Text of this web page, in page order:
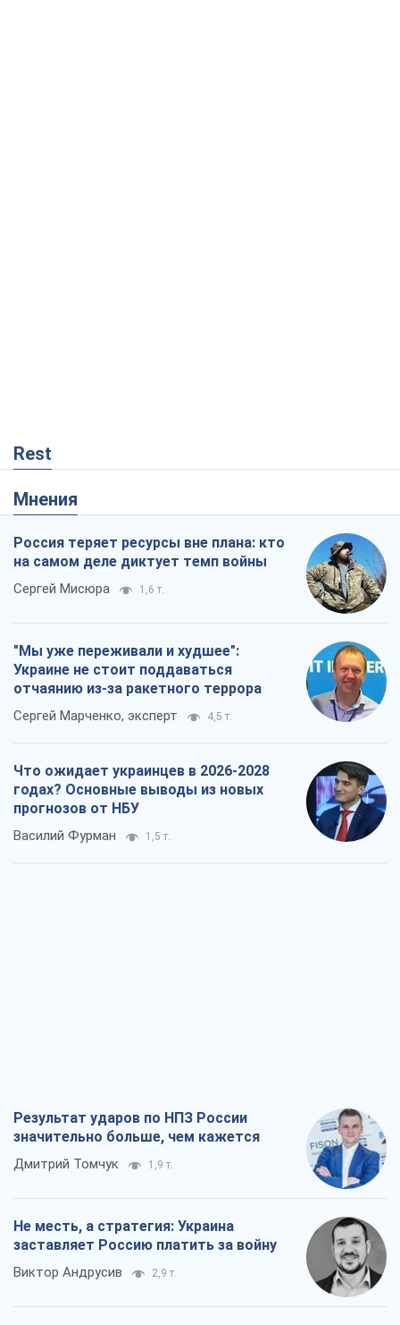
Rest
Мнения
Россия теряет ресурсы вне плана: кто
на самом деле диктует темп войны
Сергей Мисюра 1,6 т.
"Мы уже переживали и худшее":
Украине не стоит поддаваться
отчаянию из-за ракетного террора
Сергей Марченко, эксперт 4,5 т.
Что ожидает украинцев в 2026-2028
годах? Основные выводы из новых
прогнозов от НБУ
Василий Фурман 1,5 т.
Результат ударов по НПЗ России
значительно больше, чем кажется
Дмитрий Томчук 1,9 т.
Не месть, а стратегия: Украина
заставляет Россию платить за войну
Виктор Андрусив 2,9 т.